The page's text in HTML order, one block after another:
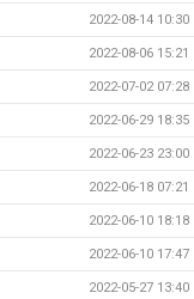
2022-08-14 10:30
2022-08-06 15:21
2022-07-02 07:28
2022-06-29 18:35
2022-06-23 23:00
2022-06-18 07:21
2022-06-10 18:18
2022-06-10 17:47
2022-05-27 13:40